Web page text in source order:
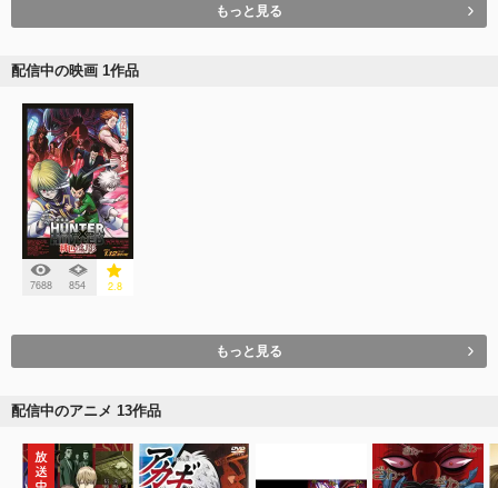
もっと見る
配信中の映画 1作品
7688 854 2.8
もっと見る
配信中のアニメ 13作品